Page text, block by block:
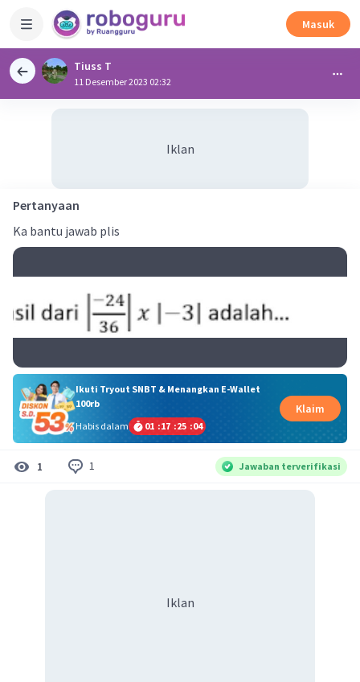
Masuk
Tiuss T
11 Desember 2023 02:32
Iklan
Pertanyaan
Ka bantu jawab plis
Ikuti Tryout SNBT & Menangkan E-Wallet
100rb
Habis dalam
01 :17 :25 :04
Klaim
1 1 Jawaban terverifikasi
Iklan